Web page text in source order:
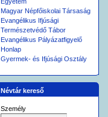
Magyar Népfőiskolai Társaság
Evangélikus Ifjúsági
Természetvédő Tábor
Evangélikus Pályázatfigyelő
Honlap
Gyermek- és Ifjúsági Osztály
Névtár kereső
Személy